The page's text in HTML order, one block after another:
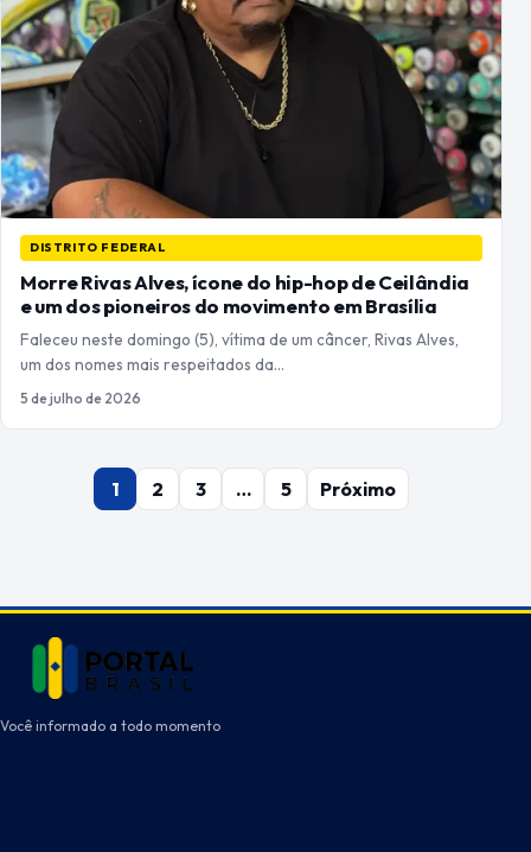
DISTRITO FEDERAL
Morre Rivas Alves, ícone do hip-hop de Ceilândia
e um dos pioneiros do movimento em Brasília
Faleceu neste domingo (5), vítima de um câncer, Rivas Alves,
um dos nomes mais respeitados da…
5 de julho de 2026
Paginação
1 2 3 … 5 Próximo
Você informado a todo momento